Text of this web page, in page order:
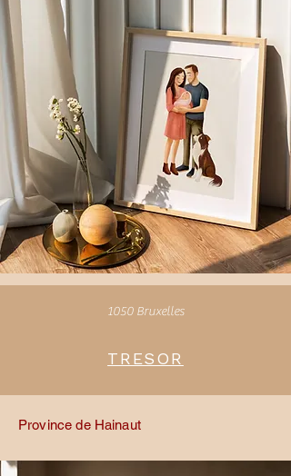
1050 Bruxelles
TRESOR
Province de Hainaut